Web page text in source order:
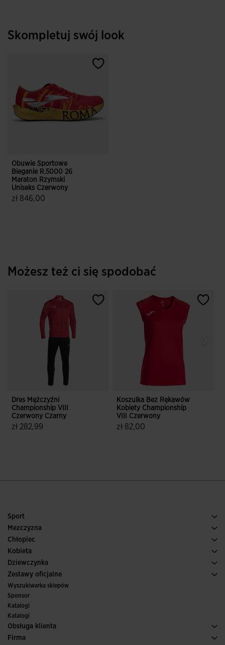
Skompletuj swój look
Obuwie Sportowe
Bieganie R.5000 26
Maraton Rzymski
Uniseks Czerwony
zł 846,00
Możesz też ci się spodobać
Dres Mężczyźni
Championship VIII
Czerwony Czarny
zł 282,99
Koszulka Bez Rękawów
Kobiety Championship
VIII Czerwony
zł 82,00
Sport
Bieganie
Pilka nozna
Paddle
Trail, Bieganie w terenie
Mezczyzna
Buty Meskie
Sport
Chłopiec
Zobacz wszystkie ubrania dla chłopców
Kobieta
Obuwie Damskie
Sport
Dziewczynka
Zobacz wszystkie ubrania dla dziewczynek
Zestawy oficjalne
Pilka nozna
Futsal
Komitety i federacje
Wydania specjalne
Wyszukiwarka sklepów
Sponsor
Katalogi
Katalogi
Obsługa klienta
Warunki Zakupu
Firma